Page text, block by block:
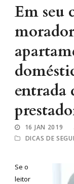
Em seu
entrada
16 JAN 2019
DICAS DE
Se o
leitor